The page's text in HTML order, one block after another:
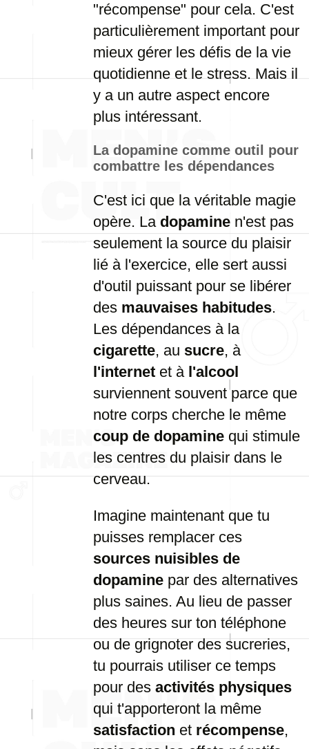
"récompense" pour cela. C'est
particulièrement important pour
mieux gérer les défis de la vie
quotidienne et le stress. Mais il
y a un autre aspect encore
plus intéressant.
La dopamine comme outil pour
combattre les dépendances
C'est ici que la véritable magie
opère. La dopamine n'est pas
seulement la source du plaisir
lié à l'exercice, elle sert aussi
d'outil puissant pour se libérer
des mauvaises habitudes.
Les dépendances à la
cigarette, au sucre, à
l'internet et à l'alcool
surviennent souventparce que
notre corps cherche le même
coup de dopamine qui stimule
les centres du plaisir dans le
cerveau.
Imagine maintenant que tu
puisses remplacer ces
sources nuisibles de
dopamine par des alternatives
plus saines. Au lieu de passer
des heures sur ton téléphone
ou de grignoter des sucreries,
tu pourrais utiliser ce temps
pour des activités physiques
qui t'apporteront la même
satisfaction et récompense,